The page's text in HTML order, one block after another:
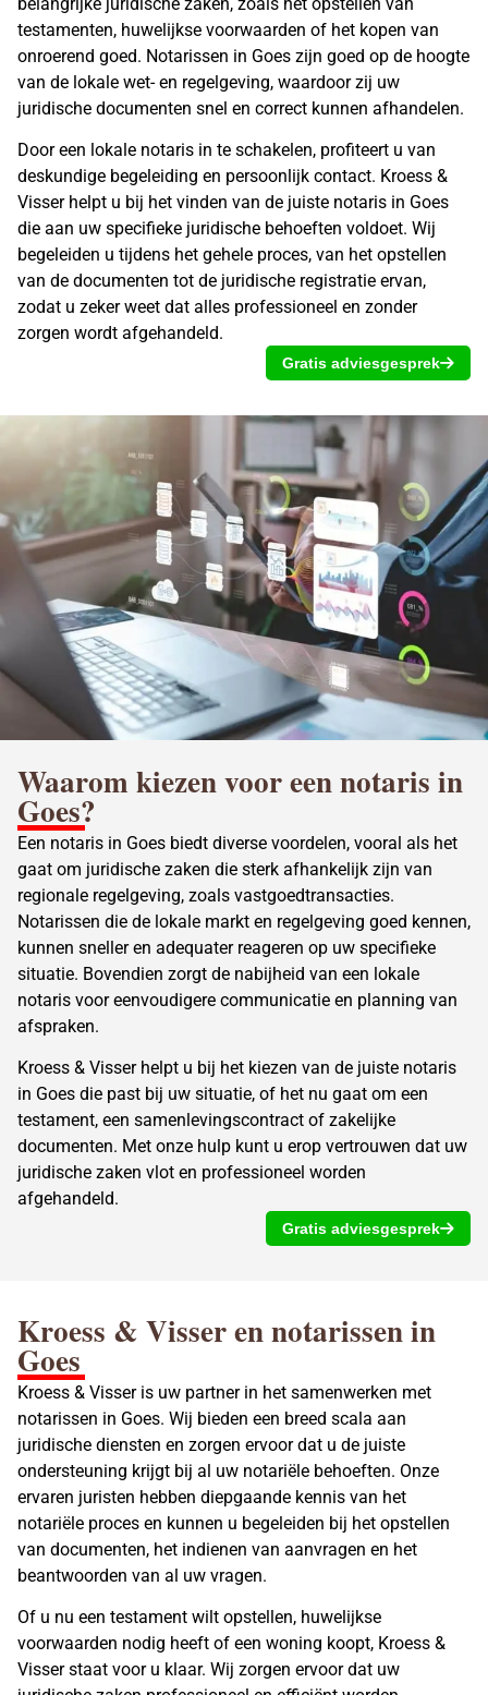
testamenten, huwelijkse voorwaarden of het kopen van
onroerend goed. Notarissen in Goes zijn goed op de hoogte
van de lokale wet- en regelgeving, waardoor zij uw
juridische documenten snel en correct kunnen afhandelen.
Door een lokale notaris in te schakelen, profiteert u van
deskundige begeleiding en persoonlijk contact. Kroess &
Visser helpt u bij het vinden van de juiste notaris in Goes
die aan uw specifieke juridische behoeften voldoet. Wij
begeleiden u tijdens het gehele proces, van het opstellen
van de documenten tot de juridische registratie ervan,
zodat u zeker weet dat alles professioneel en zonder
zorgen wordt afgehandeld.
Gratis adviesgesprek
Waarom kiezen voor een notaris in
Goes?
Een notaris in Goes biedt diverse voordelen, vooral als het
gaat om juridische zaken die sterk afhankelijk zijn van
regionale regelgeving, zoals vastgoedtransacties.
Notarissen die de lokale markt en regelgeving goed kennen,
kunnen sneller en adequater reageren op uw specifieke
situatie. Bovendien zorgt de nabijheid van een lokale
notaris voor eenvoudigere communicatie en planning van
afspraken.
Kroess & Visser helpt u bij het kiezen van de juiste notaris
in Goes die past bij uw situatie, of het nu gaat om een
testament, een samenlevingscontract of zakelijke
documenten. Met onze hulp kunt u erop vertrouwen dat uw
juridische zaken vlot en professioneel worden
afgehandeld.
Gratis adviesgesprek
Kroess & Visser ennotarissenin
Goes
Kroess & Visser is uw partner in het samenwerken met
notarissen in Goes. Wij bieden een breed scala aan
juridische diensten en zorgen ervoor dat u de juiste
ondersteuning krijgt bij al uw notariële behoeften. Onze
ervaren juristen hebben diepgaande kennis van het
notariële proces en kunnen u begeleiden bij het opstellen
van documenten, het indienen van aanvragen en het
beantwoorden van al uw vragen.
Of u nu een testament wilt opstellen, huwelijkse
voorwaarden nodig heeft of een woning koopt, Kroess &
Visser staat voor u klaar. Wij zorgen ervoor dat uw